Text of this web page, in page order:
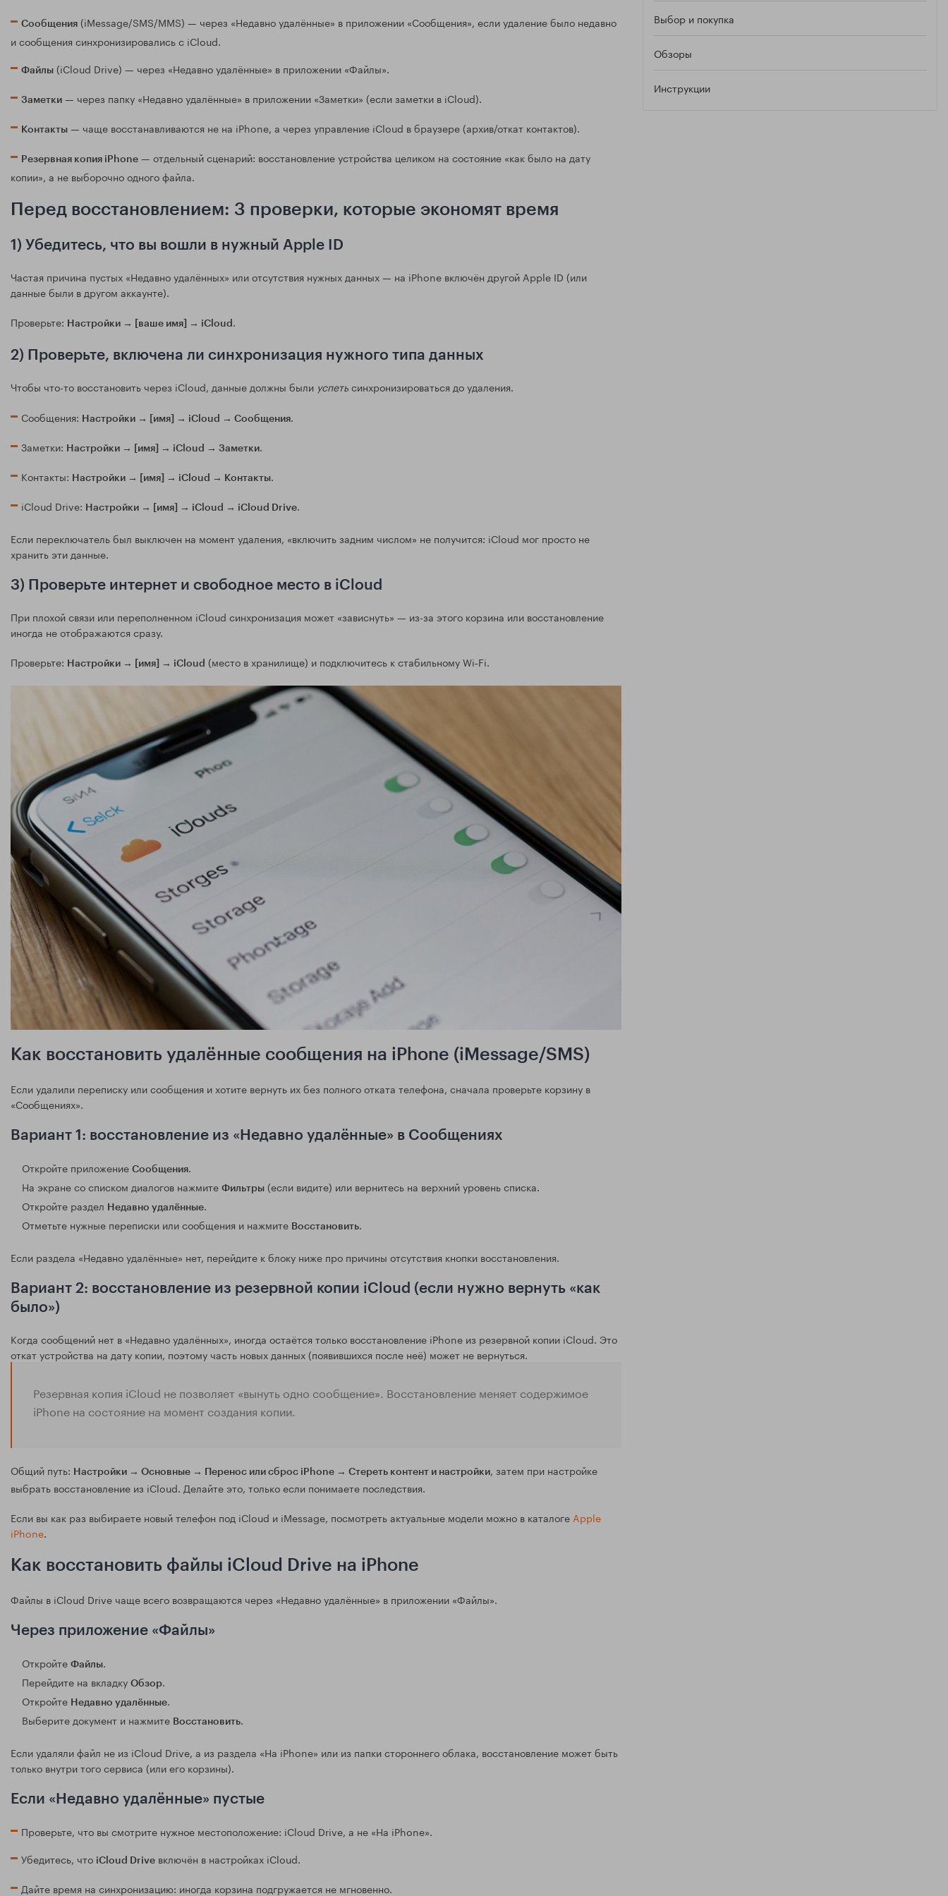
Сообщения (iMessage/SMS/MMS) — через «Недавно удалённые» в приложении «Сообщения», если удаление было недавно
и сообщения синхронизировались с iCloud.
Файлы (iCloud Drive) — через «Недавно удалённые» в приложении «Файлы».
Заметки — через папку «Недавно удалённые» в приложении «Заметки» (если заметки в iCloud).
Контакты — чаще восстанавливаются не на iPhone, а через управление iCloud в браузере (архив/откат контактов).
Резервная копия iPhone — отдельный сценарий: восстановление устройства целиком на состояние «как было на дату
копии», а не выборочно одного файла.
Перед восстановлением: 3 проверки, которые экономят время
1) Убедитесь, что вы вошли в нужный Apple ID
Частая причина пустых «Недавно удалённых» или отсутствия нужных данных — на iPhone включён другой Apple ID (или
данные были в другом аккаунте).
Проверьте: Настройки → [ваше имя] → iCloud .
2) Проверьте, включена ли синхронизация нужного типа данных
Чтобы что-то восстановить через iCloud, данные должны были успетьсинхронизироваться до удаления.
Сообщения: Настройки → [имя] → iCloud → Сообщения.
Заметки: Настройки → [имя] → iCloud → Заметки.
Контакты: Настройки → [имя] → iCloud → Контакты.
iCloud Drive: Настройки → [имя] → iCloud → iCloud Drive.
Если переключатель был выключен на момент удаления, «включить задним числом» не получится: iCloud мог просто не
хранить эти данные.
3) Проверьте интернет и свободное место в iCloud
При плохой связи или переполненном iCloud синхронизация может «зависнуть» — из-за этого корзина или восстановление
иногда не отображаются сразу.
Проверьте: Настройки → [имя] → iCloud (место в хранилище) и подключитесь к стабильному Wi‑Fi.
Как восстановить удалённые сообщения на iPhone (iMessage/SMS)
Если удалили переписку или сообщения и хотите вернуть их без полного отката телефона, сначала проверьте корзину в
«Сообщениях».
Вариант 1: восстановление из «Недавно удалённые» в Сообщениях
Откройте приложение Сообщения.
На экране со списком диалогов нажмите Фильтры (если видите) или вернитесь на верхний уровень списка.
Откройте раздел Недавно удалённые.
Отметьте нужные переписки или сообщения и нажмите Восстановить.
Если раздела «Недавно удалённые» нет, перейдите к блоку ниже про причины отсутствия кнопки восстановления.
Вариант 2: восстановление из резервной копии iCloud (если нужно вернуть «как
было»)
Когда сообщений нет в «Недавно удалённых», иногда остаётся только восстановление iPhone из резервной копии iCloud. Это
откат устройства на дату копии, поэтому часть новых данных (появившихся после неё) может не вернуться.
Резервная копия iCloud не позволяет «вынуть одно сообщение». Восстановление меняет содержимое
iPhone на состояние на момент создания копии.
Общий путь: Настройки → Основные → Перенос или сброс iPhone → Стереть контент и настройки, затем при настройке
выбрать восстановление из iCloud. Делайте это, только если понимаете последствия.
Если вы как раз выбираете новый телефон под iCloud и iMessage, посмотреть актуальные модели можно в каталоге Apple
iPhone.
Как восстановить файлы iCloud Drive на iPhone
Файлы в iCloud Drive чаще всего возвращаются через «Недавно удалённые» в приложении «Файлы».
Через приложение «Файлы»
Откройте Файлы.
Перейдите на вкладку Обзор.
Откройте Недавно удалённые.
Выберите документ и нажмите Восстановить.
Если удаляли файл не из iCloud Drive, а из раздела «На iPhone» или из папки стороннего облака, восстановление может быть
только внутри того сервиса (или его корзины).
Если «Недавно удалённые» пустые
Проверьте, что вы смотрите нужное местоположение: iCloud Drive, а не «На iPhone».
Убедитесь, что iCloud Drive включён в настройках iCloud.
Дайте время на синхронизацию: иногда корзина подгружается не мгновенно.
Выбор и покупка
Обзоры
Инструкции